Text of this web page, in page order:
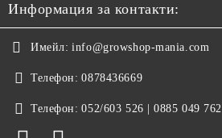
Информация за контакти:
Имейл: info@growshop-mania.com
Телефон: 0878436669
Телефон: 052/603 526 | 0885 049 762